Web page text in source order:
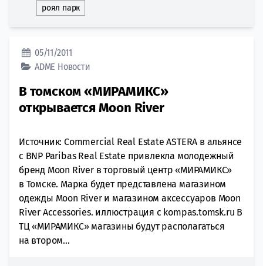
роял парк
05/11/2011
ADME Новости
В томском «МИРАМИКС»
открывается Moon River
Источник: Commercial Real Estate ASTERA в альянсе
с BNP Paribas Real Estate привлекла молодежный
бренд Moon River в торговый центр «МИРАМИКС»
в Томске. Марка будет представлена магазином
одежды Moon River и магазином аксессуаров Moon
River Accessories. иллюстрация с kompas.tomsk.ru В
ТЦ «МИРАМИКС» магазины будут располагаться
на втором...